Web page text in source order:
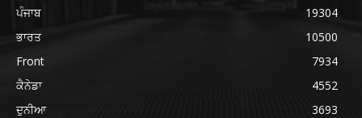
ਪੰਜਾਬ
19304
ਭਾਰਤ
10500
Front
7934
ਕੈਨੇਡਾ
4552
ਦੁਨੀਆ
3693